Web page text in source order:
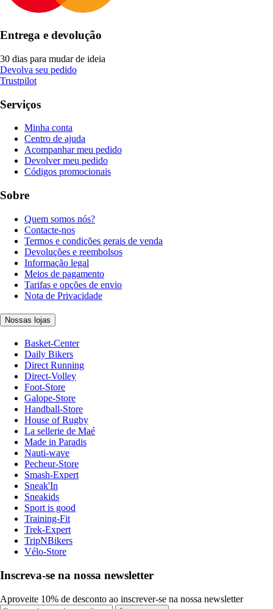
Entrega e devolução
30 dias para mudar de ideia
Devolva seu pedido
Trustpilot
Serviços
Minha conta
Centro de ajuda
Acompanhar meu pedido
Devolver meu pedido
Códigos promocionais
Sobre
Quem somos nós?
Contacte-nos
Termos e condições gerais de venda
Devoluções e reembolsos
Informação legal
Meios de pagamento
Tarifas e opções de envio
Nota de Privacidade
Nossas lojas
Basket-Center
Daily Bikers
Direct Running
Direct-Volley
Foot-Store
Galope-Store
Handball-Store
House of Rugby
La sellerie de Maé
Made in Paradis
Nauti-wave
Pecheur-Store
Smash-Expert
Sneak'In
Sneakids
Sport is good
Training-Fit
Trek-Expert
TripNBikers
Vélo-Store
Inscreva-se na nossa newsletter
Aproveite 10% de desconto ao inscrever-se na nossa newsletter